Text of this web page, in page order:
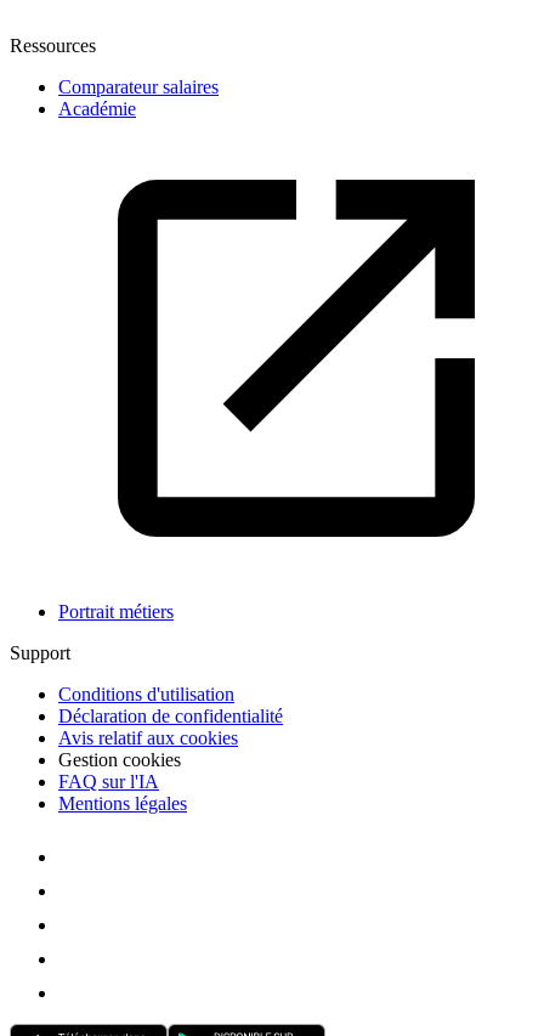
Ressources
Comparateur salaires
Académie
Portrait métiers
Support
Conditions d'utilisation
Déclaration de confidentialité
Avis relatif aux cookies
Gestion cookies
FAQ sur l'IA
Mentions légales